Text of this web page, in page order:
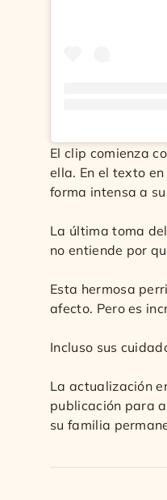
El clip comienza
ella. En el texto
forma intensa a
La última toma
no entiende por
Esta hermosa
afecto. Pero es
Incluso sus
La actualización
publicación para
su familia